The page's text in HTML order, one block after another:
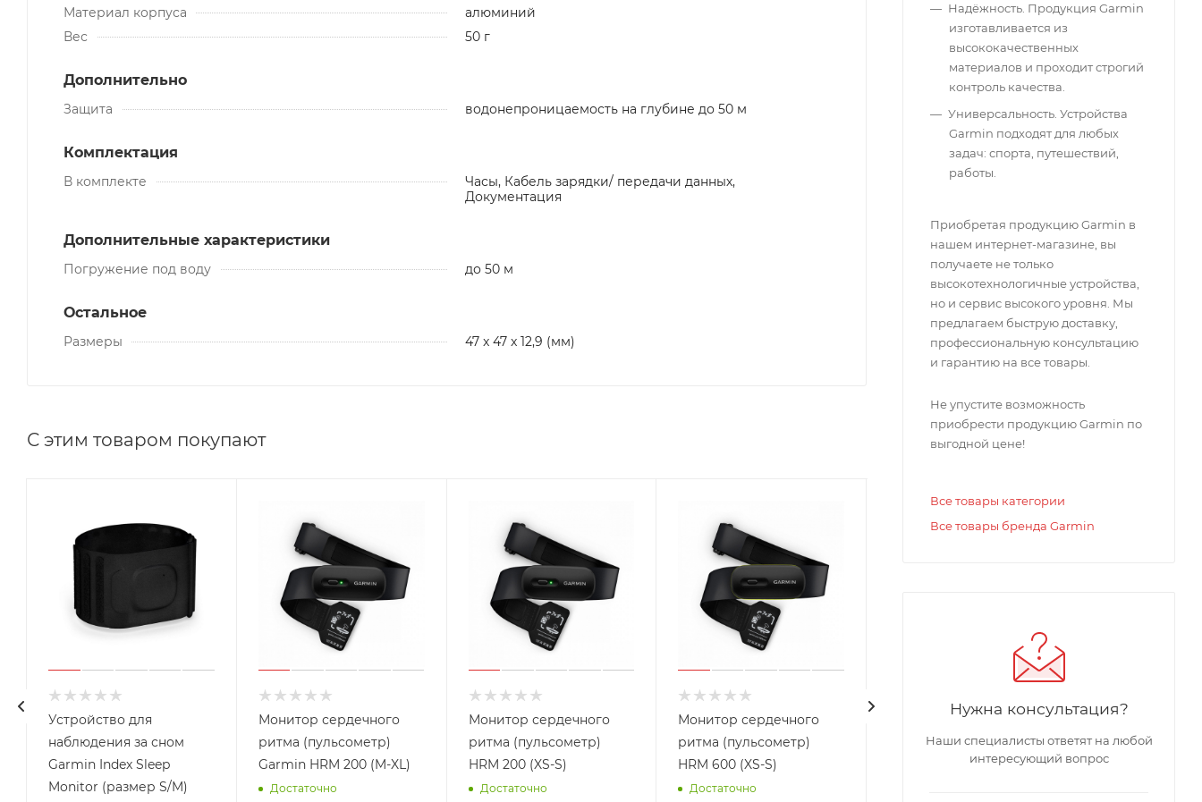
Материал корпуса
алюминий
Вес
50 г
Дополнительно
Защита водонепроницаемость на глубине до 50 м
Комплектация
В комплекте
Часы, Кабель зарядки/ передачи данных,
Документация
Дополнительные характеристики
Погружение под воду до 50 м
Остальное
Размеры 47 x 47 x 12,9 (мм)
С этим товаром покупают
Устройство для
наблюдения за сном
Garmin Index Sleep
Monitor (размер S/M)
Монитор сердечного
ритма (пульсометр)
Garmin HRM 200 (M-XL)
Достаточно
Монитор сердечного
ритма (пульсометр)
HRM 200 (XS-S)
Достаточно
Монитор сердечного
ритма (пульсометр)
HRM 600 (XS-S)
Достаточно
Велофонарь Varia Vue
Достаточно
Арт.: 010-02911-00
Garmin
навигатора
Надёжность. Продукция Garmin
изготавливается из
высококачественных
материалов и проходит строгий
контроль качества.
Универсальность. Устройства
Garmin подходят для любых
задач: спорта, путешествий,
работы.
Приобретая продукцию Garmin в
нашем интернет-магазине, вы
получаете не только
высокотехнологичные устройства,
но и сервис высокого уровня. Мы
предлагаем быструю доставку,
профессиональную консультацию
и гарантию на все товары.
Не упустите возможность
приобрести продукцию Garmin по
выгодной цене!
Все товары категории
Все товары бренда Garmin
Нужна консультация?
Наши специалисты ответят на любой
интересующий вопрос